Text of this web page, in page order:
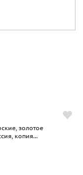
золотое
копия...